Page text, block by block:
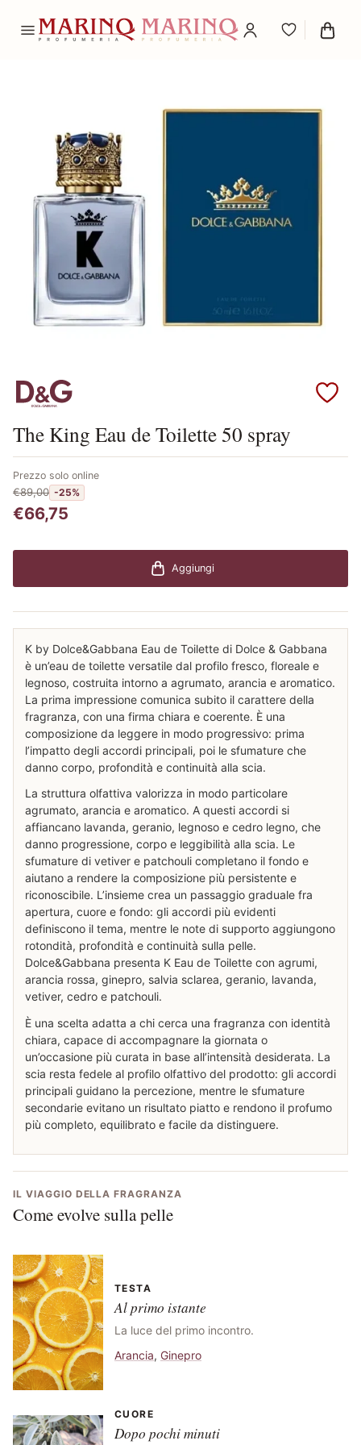
Scopri i prodotti Dolce & Gabbana
The King Eau de Toilette 50 spray
Prezzo solo online
€89,00 -25%
€66,75
Aggiungi
K by Dolce&Gabbana Eau de Toilette di Dolce & Gabbana
è un’eau de toilette versatile dal profilo fresco, floreale e
legnoso, costruita intorno a agrumato, arancia e aromatico.
La prima impressione comunica subito il carattere della
fragranza, con una firma chiara e coerente. È una
composizione da leggere in modo progressivo: prima
l’impatto degli accordi principali, poi le sfumature che
danno corpo, profondità e continuità alla scia.
La struttura olfattiva valorizza in modo particolare
agrumato, arancia e aromatico. A questi accordi si
affiancano lavanda, geranio, legnoso e cedro legno, che
danno progressione, corpo e leggibilità alla scia. Le
sfumature di vetiver e patchouli completano il fondo e
aiutano a rendere la composizione più persistente e
riconoscibile. L’insieme crea un passaggio graduale fra
apertura, cuore e fondo: gli accordi più evidenti
definiscono il tema, mentre le note di supporto aggiungono
rotondità, profondità e continuità sulla pelle.
Dolce&Gabbana presenta K Eau de Toilette con agrumi,
arancia rossa, ginepro, salvia sclarea, geranio, lavanda,
vetiver, cedro e patchouli.
È una scelta adatta a chi cerca una fragranza con identità
chiara, capace di accompagnare la giornata o
un’occasione più curata in base all’intensità desiderata. La
scia resta fedele al profilo olfattivo del prodotto: gli accordi
principali guidano la percezione, mentre le sfumature
secondarie evitano un risultato piatto e rendono il profumo
più completo, equilibrato e facile da distinguere.
IL VIAGGIO DELLA FRAGRANZA
Come evolve sulla pelle
TESTA
Al primo istante
La luce del primo incontro.
Arancia, Ginepro
CUORE
Dopo pochi minuti